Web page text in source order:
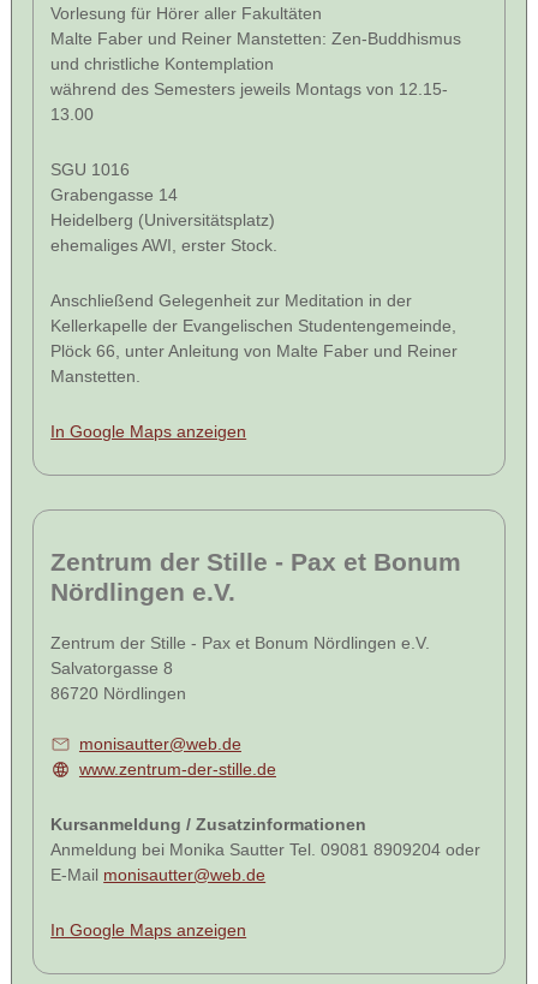
Vorlesung für Hörer aller Fakultäten
Malte Faber und Reiner Manstetten: Zen-Buddhismus
und christliche Kontemplation
während des Semesters jeweils Montags von 12.15-
13.00
SGU 1016
Grabengasse 14
Heidelberg (Universitätsplatz)
ehemaliges AWI, erster Stock.
Anschließend Gelegenheit zur Meditation in der
Kellerkapelle der Evangelischen Studentengemeinde,
Plöck 66, unter Anleitung von Malte Faber und Reiner
Manstetten.
In Google Maps anzeigen
Zentrum der Stille - Pax et Bonum
Nördlingen e.V.
Zentrum der Stille - Pax et Bonum Nördlingen e.V.
Salvatorgasse 8
86720 Nördlingen
monisautter@web.de
www.zentrum-der-stille.de
Kursanmeldung / Zusatzinformationen
Anmeldung bei Monika Sautter Tel. 09081 8909204 oder
E-Mail monisautter@web.de
In Google Maps anzeigen